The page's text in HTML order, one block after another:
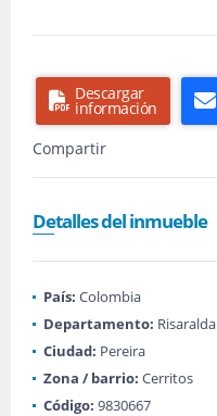
Descargar
información
Compartir
Detalles del inmueble
País: Colombia
Departamento: Risaralda
Ciudad: Pereira
Zona / barrio: Cerritos
Código: 9830667